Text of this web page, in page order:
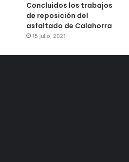
Concluidos los trabajos
de reposición del
asfaltado de Calahorra
15 julio, 2021